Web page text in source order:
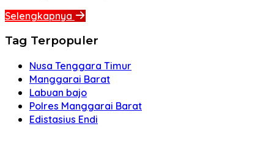
Selengkapnya
Tag Terpopuler
Nusa Tenggara Timur
Manggarai Barat
Labuan bajo
Polres Manggarai Barat
Edistasius Endi